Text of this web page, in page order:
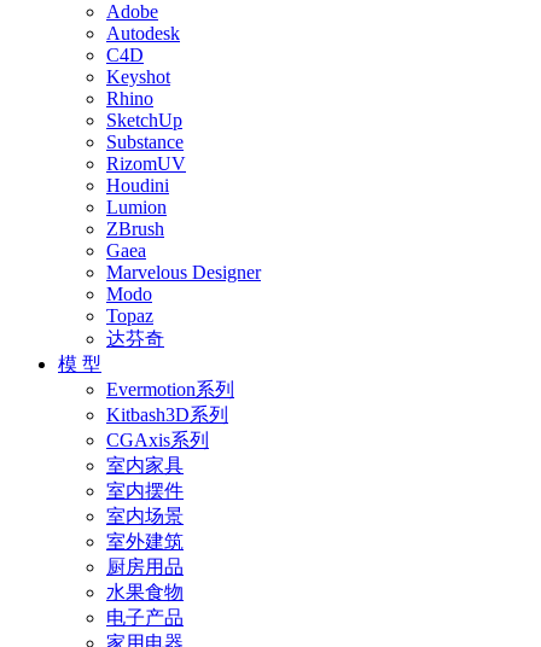
Adobe
Autodesk
C4D
Keyshot
Rhino
SketchUp
Substance
RizomUV
Houdini
Lumion
ZBrush
Gaea
Marvelous Designer
Modo
Topaz
达芬奇
模 型
Evermotion系列
Kitbash3D系列
CGAxis系列
室内家具
室内摆件
室内场景
室外建筑
厨房用品
水果食物
电子产品
家用电器